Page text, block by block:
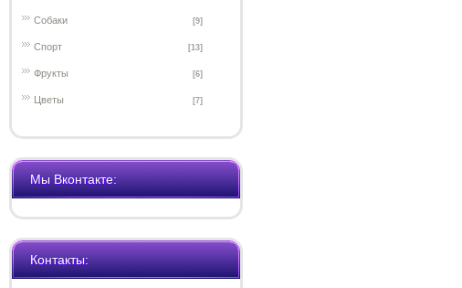
Собаки [9]
Спорт [13]
Фрукты [6]
Цветы [7]
Мы Вконтакте:
Контакты: